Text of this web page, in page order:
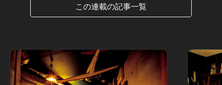
この連載の記事一覧